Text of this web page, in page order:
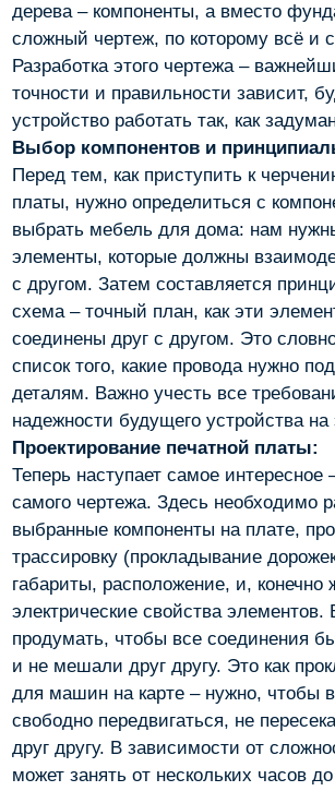
дерева – компоненты, а вместо
сложный чертеж, по которому всё и
Разработка этого чертежа –
точности и правильности зависит,
устройство работать так, как
Выбор компонентов и
Перед тем, как приступить к
платы, нужно определиться с
выбрать мебель для дома: нам
элементы, которые должны
с другом. Затем составляется
схема – точный план, как эти
соединены друг с другом. Это
список того, какие провода нужно
деталям. Важно учесть все
надежности будущего устройства на
Проектирование печатной платы:
Теперь наступает самое интересное
самого чертежа. Здесь необходимо
выбранные компоненты на плате,
трассировку (прокладывание
габариты, расположение, и, конечно
электрические свойства элементов.
продумать, чтобы все соединения
и не мешали друг другу. Это как
для машин на карте – нужно, чтобы
свободно передвигаться, не
друг другу. В зависимости от
может занять от нескольких часов